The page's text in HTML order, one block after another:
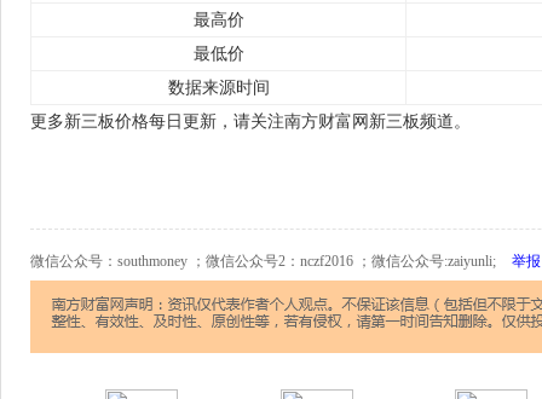
最高价
最低价
数据来源时间
更多新三板价格每日更新，请关注南方财富网新三板频道。
微信公众号：southmoney ；微信公众号2：nczf2016 ；微信公众号:zaiyunli; 举报